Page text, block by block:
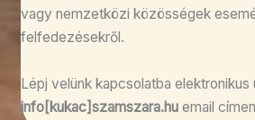
vagy nemzetközi közösségek
felfedezésekről.
Lépj velünk kapcsolatba elektronikus
info[kukac]szamszara.hu email